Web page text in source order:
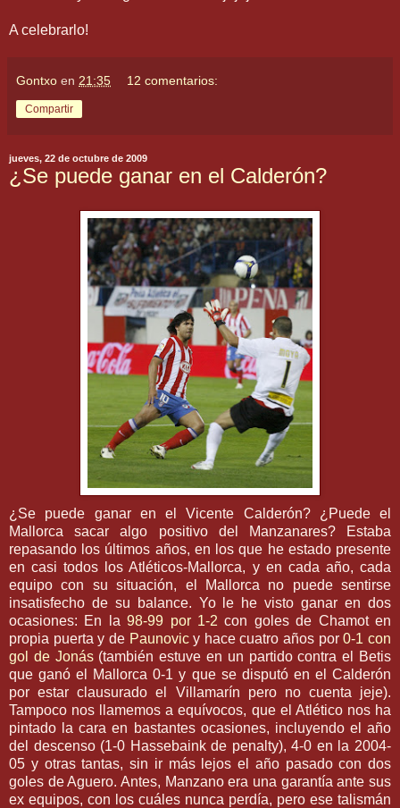
A celebrarlo!
Gontxo en 21:35 12 comentarios:
Compartir
jueves, 22 de octubre de 2009
¿Se puede ganar en el Calderón?
¿Se puede ganar en el Vicente Calderón? ¿Puede el
Mallorca sacar algo positivo del Manzanares? Estaba
repasando los últimos años, en los que he estado presente
en casi todos los Atléticos-Mallorca, y en cada año, cada
equipo con su situación, el
Mallorca no puede sentirse
insatisfecho de su balance. Yo le he visto ganar en dos
ocasiones: En la98-99 por 1-2 con goles de Chamoten
propia puerta y de Paunovicy hacecuatro años por0-1 con
gol de Jonás (también estuve en un partido contra el
Betis
que ganó el
Mallorca 0-1 y que se disputó en el Calderón
por estar clausurado el Villamarín pero no cuenta jeje).
Tampoco nos llamemos aequívocos, que el Atlético nos ha
pintado la cara en bastantes ocasiones, incluyendo el año
del descenso (1-0 Hassebainkde penalty), 4-0 en la 2004-
05 y otras tantas, sin ir más lejos el año pasado con dos
goles de Aguero. Antes, Manzano era una garantía ante sus
ex equipos, con los cuáles nunca perdía, pero ese talismán